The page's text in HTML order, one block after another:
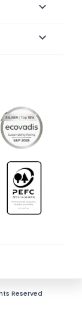


Reserved